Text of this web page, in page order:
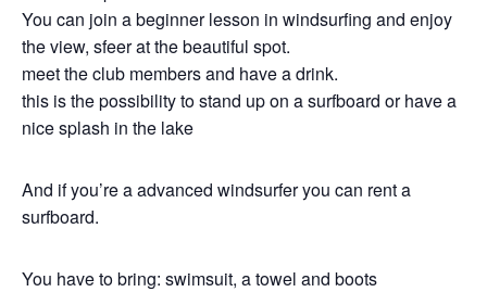
You can join a beginner lesson in windsurfing and enjoy
the view, sfeer at the beautiful spot.
meet the club members and have a drink.
this is the possibility to stand up on a surfboard or have a
nice splash in the lake
And if you’re a advanced windsurfer you can rent a
surfboard.
You have to bring: swimsuit, a towel and boots